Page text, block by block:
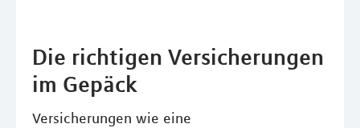
Die richtigen Versicherungen
im Gepäck
Versicherungen wie eine